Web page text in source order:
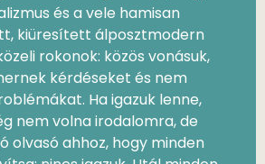
és a vele hamisan
kiüresített álposztmodern
rokonok: közös vonásuk,
kérdéseket és nem
Ha igazuk lenne,
nem volna irodalomra, de
olvasó ahhoz, hogy minden